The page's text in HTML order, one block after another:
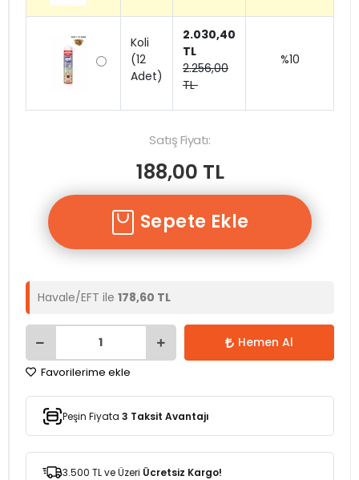
Koli
(12
Adet)
2.030,40
TL
2.256,00
TL
%10
Satış Fiyatı:
188,00 TL
Sepete Ekle
Havale/EFT ile 178,60 TL
Hemen Al
Favorilerime ekle
Peşin Fiyata 3 Taksit Avantajı
3.500 TL ve Üzeri Ücretsiz Kargo!